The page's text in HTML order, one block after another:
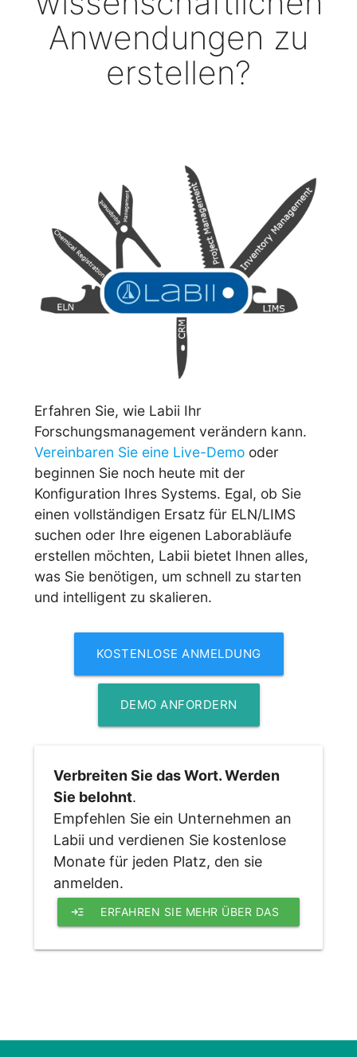
Anwendungen zu
erstellen?
Erfahren Sie, wie Labii Ihr
Forschungsmanagement verändern kann.
Vereinbaren Sie eine Live-Demo oder
beginnen Sie noch heute mit der
Konfiguration Ihres Systems. Egal, ob Sie
einen vollständigen Ersatz für ELN/LIMS
suchen oder Ihre eigenen Laborabläufe
erstellen möchten, Labii bietet Ihnen alles,
was Sie benötigen, um schnell zu starten
und intelligent zu skalieren.
KOSTENLOSE ANMELDUNG
DEMO ANFORDERN
Verbreiten Sie das Wort. Werden
Sie belohnt.
Empfehlen Sie ein Unternehmen an
Labii und verdienen Sie kostenlose
Monate für jeden Platz, den sie
anmelden.
read_more ERFAHREN SIE MEHR ÜBER DAS